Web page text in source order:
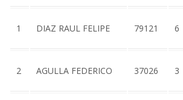
1 DIAZ RAUL FELIPE 79121 6
2 AGULLA FEDERICO 37026 3